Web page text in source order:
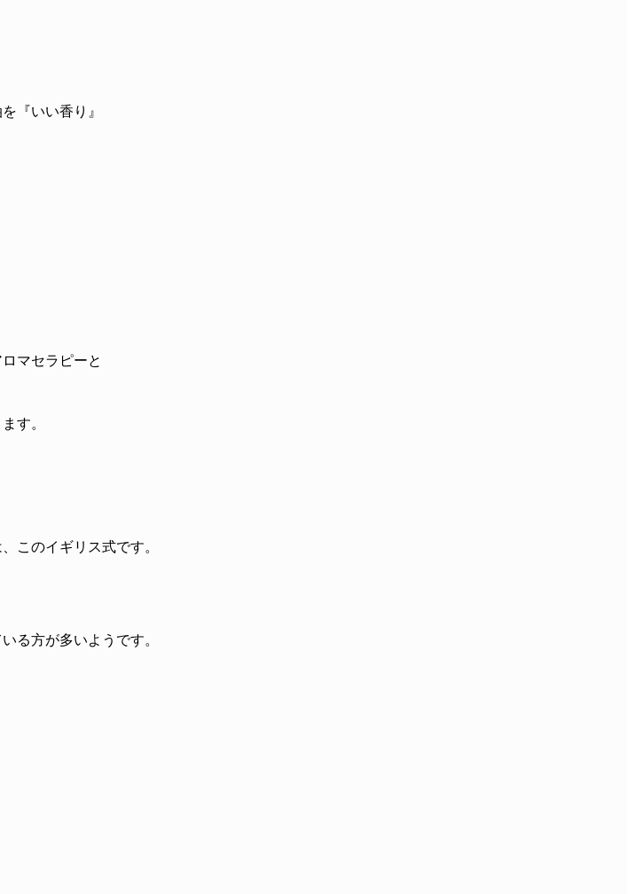
『いい香り』
マセラピーと
す。
このイギリス式です。
る方が多いようです。